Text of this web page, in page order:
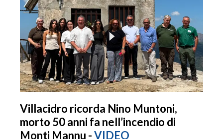
Villacidro ricorda Nino Muntoni,
morto 50 anni fa nell’incendio di
Monti Mannu -VIDEO